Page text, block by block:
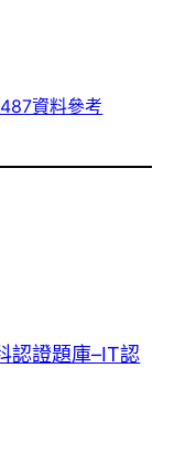
資料參考
認證題庫–IT認